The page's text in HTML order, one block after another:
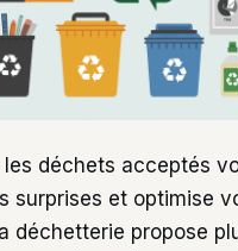
les déchets acceptés
surprises et optimise
déchetterie propose